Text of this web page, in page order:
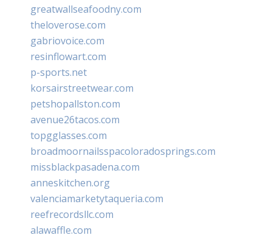
greatwallseafoodny.com
theloverose.com
gabriovoice.com
resinflowart.com
p-sports.net
korsairstreetwear.com
petshopallston.com
avenue26tacos.com
topgglasses.com
broadmoornailsspacoloradosprings.com
missblackpasadena.com
anneskitchen.org
valenciamarketytaqueria.com
reefrecordsllc.com
alawaffle.com